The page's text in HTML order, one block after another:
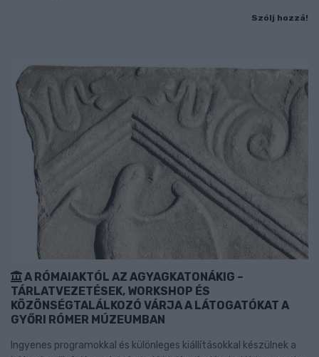
Szólj hozzá!
A RÓMAIAKTÓL AZ AGYAGKATONÁKIG –
TÁRLATVEZETÉSEK, WORKSHOP ÉS
KÖZÖNSÉGTALÁLKOZÓ VÁRJA A LÁTOGATÓKAT A
GYŐRI RÓMER MÚZEUMBAN
Ingyenes programokkal és különleges kiállításokkal készülnek a